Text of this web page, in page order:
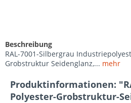
Beschreibung
RAL-7001-Silbergrau
Grobstruktur Seidenglanz,... mehr
Produktinformationen:
Polyester-Grobstruktur-